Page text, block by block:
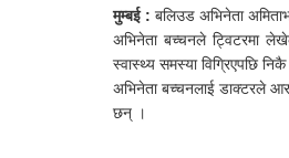
मुम्बई : बलिउड अभिनेता
अभिनेता बच्चनले ट्विटरमा
स्वास्थ्य समस्या विग्रिएपछि
अभिनेता बच्चनलाई डाक्टरले
छन् ।